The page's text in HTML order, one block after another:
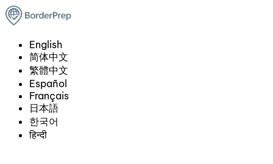
English
简体中文
繁體中文
Español
Français
日本語
한국어
हिन्दी